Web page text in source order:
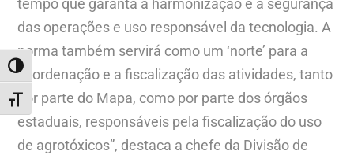
ALTERNAR ALTO CONTRASTE
ALTERNAR TAMANHO DA FONTE
tempo que garanta a harmonização e a segurança
das operações e uso responsável da tecnologia. A
norma também servirá como um ‘norte’ para a
coordenação e a fiscalização das atividades, tanto
por parte do Mapa, como por parte dos órgãos
estaduais, responsáveis pela fiscalização do uso
de agrotóxicos”, destaca a chefe da Divisão de